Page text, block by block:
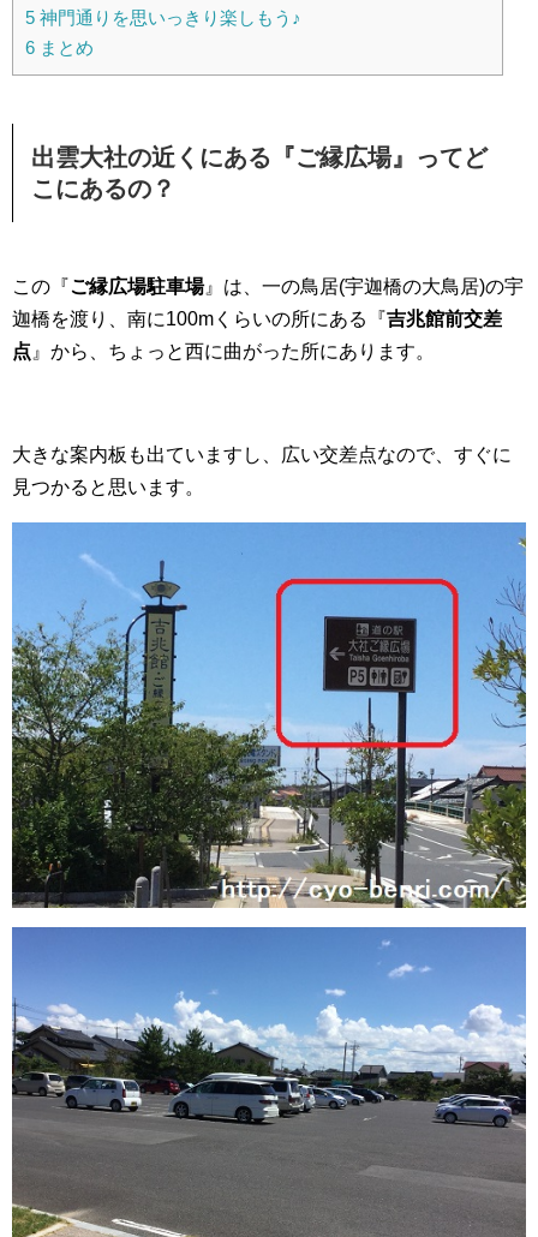
5 神門通りを思いっきり楽しもう♪
6 まとめ
出雲大社の近くにある『ご縁広場』ってど
こにあるの？
この『ご縁広場駐車場』は、一の鳥居(宇迦橋の大鳥居)の宇
迦橋を渡り、南に100mくらいの所にある『吉兆館前交差
点 』から、ちょっと西に曲がった所にあります。
大きな案内板も出ていますし、広い交差点なので、すぐに
見つかると思います。